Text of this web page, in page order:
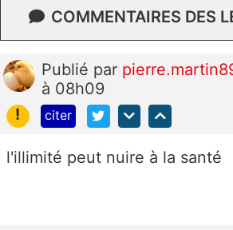
COMMENTAIRES DES
Publié par
à 08h09
!
citer
l'illimité peut nuire à la santé